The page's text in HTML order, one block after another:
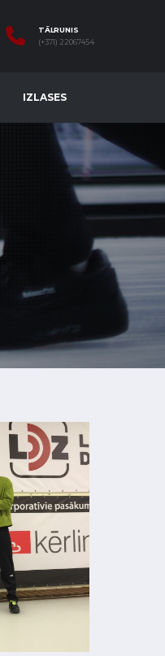
TĀLRUNIS
(+371) 22067454
IZLASES